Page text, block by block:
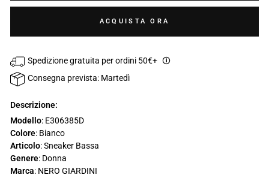
ACQUISTA ORA
Spedizione gratuita per ordini 50€+ 🛈
Consegna prevista: Martedì
Descrizione:
Modello: E306385D
Colore: Bianco
Articolo: Sneaker Bassa
Genere: Donna
Marca: NERO GIARDINI